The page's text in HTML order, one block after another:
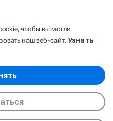
защищены.
чтобы вы могли
наш веб-сайт. Узнать